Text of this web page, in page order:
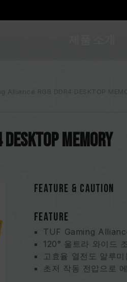
Alliance RGB DDR4 DESKTOP
MEMORY
FEATURE & CAUTION
FEATURE
TUF Gaming
120° 울트라 와이드
고효율 열전도 알루
초저 작동 전압으로